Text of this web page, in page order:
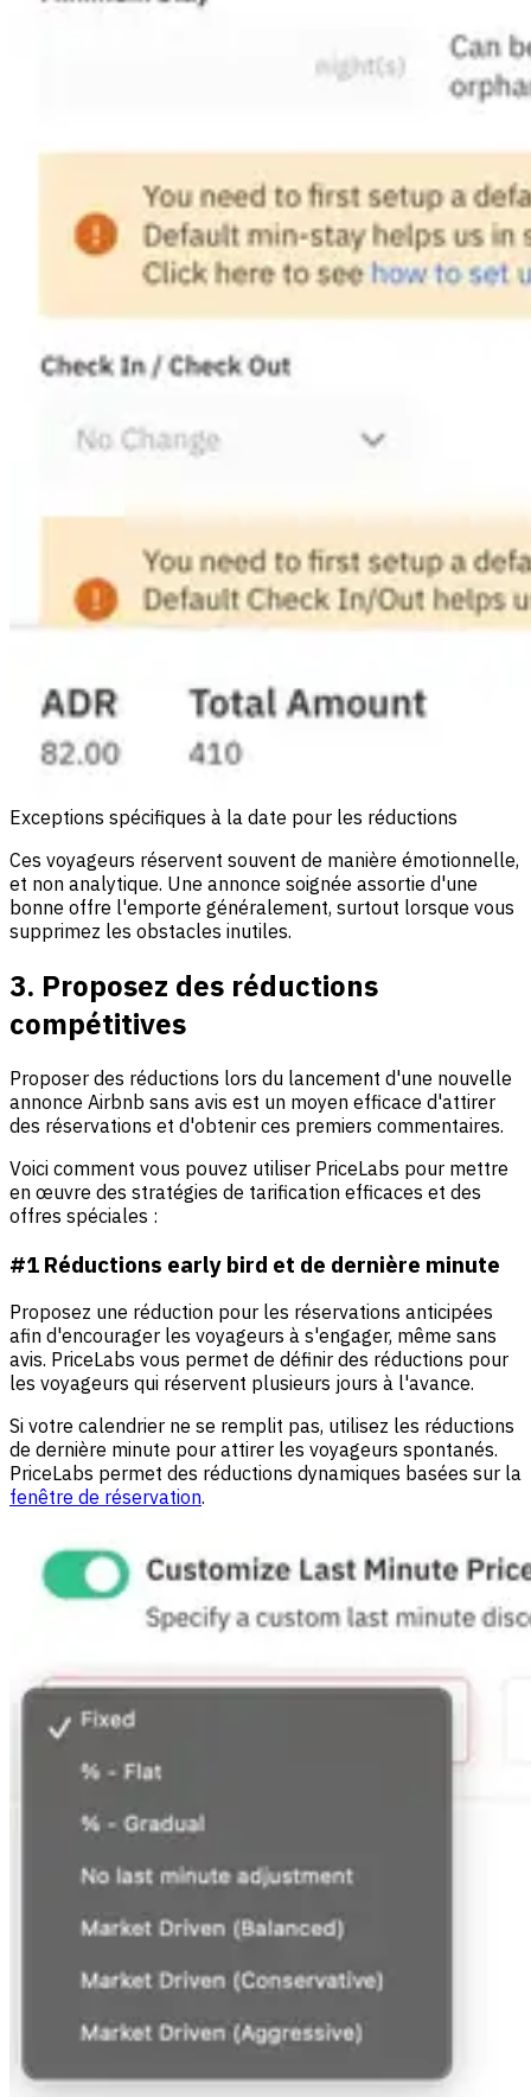
Exceptions spécifiques à la date pour les réductions
Ces voyageurs réservent souvent de manière émotionnelle,
et non analytique. Une annonce soignée assortie d'une
bonne offre l'emporte généralement, surtout lorsque vous
supprimez les obstacles inutiles.
3. Proposez des réductions
compétitives
Proposer des réductions lors du lancement d'une nouvelle
annonce Airbnb sans avis est un moyen efficace d'attirer
des réservations et d'obtenir ces premiers commentaires.
Voici comment vous pouvez utiliser PriceLabs pour mettre
en œuvre des stratégies de tarification efficaces et des
offres spéciales :
#1 Réductions early bird et de dernière minute
Proposez une réduction pour les réservations anticipées
afin d'encourager les voyageurs à s'engager, même sans
avis. PriceLabs vous permet de définir des réductions pour
les voyageurs qui réservent plusieurs jours à l'avance.
Si votre calendrier ne se remplit pas, utilisez les réductions
de dernière minute pour attirer les voyageurs spontanés.
PriceLabs permet des réductions dynamiques basées sur la
fenêtre de réservation.